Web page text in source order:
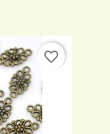
favorite_border